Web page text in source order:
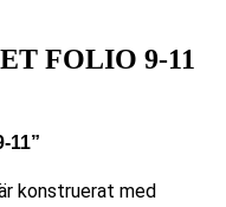
FOLIO 9-11
11”
konstruerat med